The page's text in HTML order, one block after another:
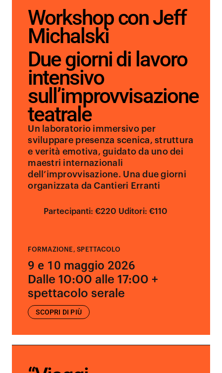
Workshop con Jeff
Michalski
Due giorni di lavoro
intensivo
sull’improvvisazione
teatrale
Un laboratorio immersivo per
sviluppare presenza scenica, struttura
e verità emotiva, guidato da uno dei
maestri internazionali
dell’improvvisazione. Una due giorni
organizzata da Cantieri Erranti
Partecipanti: €220 Uditori: €110
FORMAZIONE ,SPETTACOLO
9 e 10 maggio 2026
Dalle 10:00 alle 17:00 +
spettacolo serale
SCOPRI DI PIÙ